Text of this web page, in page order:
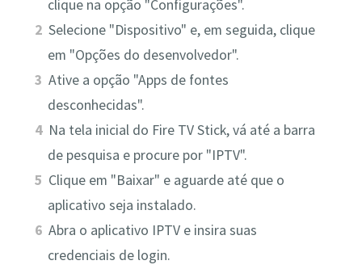
clique na opção "Configurações".
Selecione "Dispositivo" e, em seguida, clique
em "Opções do desenvolvedor".
Ative a opção "Apps de fontes
desconhecidas".
Na tela inicial do Fire TV Stick, vá até a barra
de pesquisa e procure por "IPTV".
Clique em "Baixar" e aguarde até que o
aplicativo seja instalado.
Abra o aplicativo IPTV e insira suas
credenciais de login.